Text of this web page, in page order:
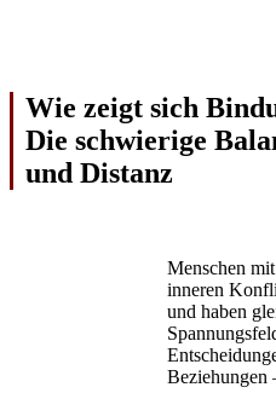
Wie zeigt sich
Die schwierige
und Distanz
Menschen
inneren
und haben
Beziehungen